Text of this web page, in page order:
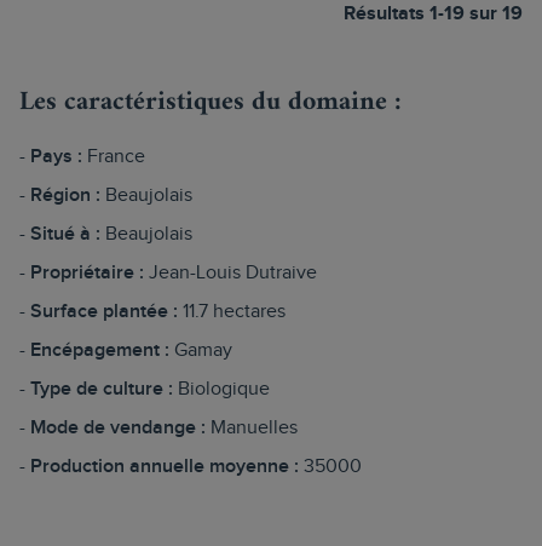
Résultats 1-19 sur 19
Les caractéristiques du domaine :
Pays : France
Région : Beaujolais
Situé à : Beaujolais
Propriétaire : Jean-Louis Dutraive
Surface plantée : 11.7 hectares
Encépagement : Gamay
Type de culture : Biologique
Mode de vendange : Manuelles
Production annuelle moyenne : 35000